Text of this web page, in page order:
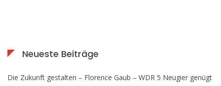
Neueste Beiträge
Die Zukunft gestalten – Florence Gaub – WDR 5 Neugier genügt